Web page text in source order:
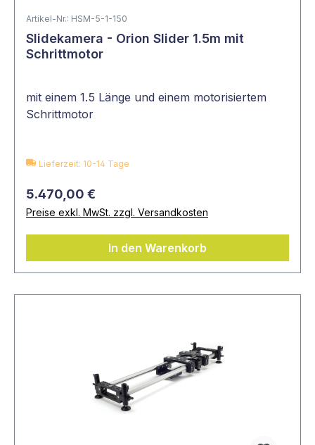
Artikel-Nr.: HSM-5-1-150
Slidekamera - Orion Slider 1.5m mit
Schrittmotor
mit einem 1.5 Länge und einem motorisiertem
Schrittmotor
Lieferzeit: 10-14 Tage
5.470,00 €
Preise exkl. MwSt. zzgl. Versandkosten
In den Warenkorb